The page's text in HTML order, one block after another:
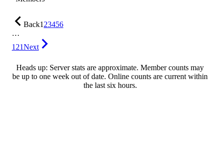
Back123456
…
121Next
Heads up: Server stats are approximate. Member counts may
be up to one week out of date. Online counts are current within
the last six hours.